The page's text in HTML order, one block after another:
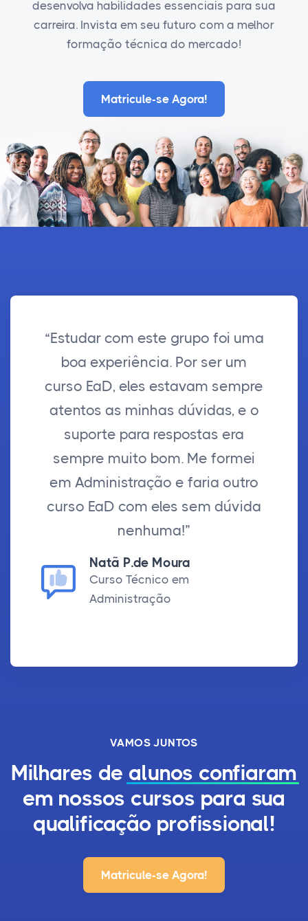
desenvolva habilidades essenciais para sua
carreira. Invista em seu futuro com a melhor
formação técnica do mercado!
Matricule-se Agora!
“Estudar com este grupo foi uma
boa experiência. Por ser um
curso EaD, eles estavam sempre
atentos as minhas dúvidas, e o
suporte para respostas era
sempre muito bom. Me formei
em Administração e faria outro
curso EaD com eles sem dúvida
nenhuma!”
Natã P.de Moura
Curso Técnico em
Administração
VAMOS JUNTOS
Milhares de alunos confiaram
em nossos cursos para sua
qualificação profissional!
Matricule-se Agora!